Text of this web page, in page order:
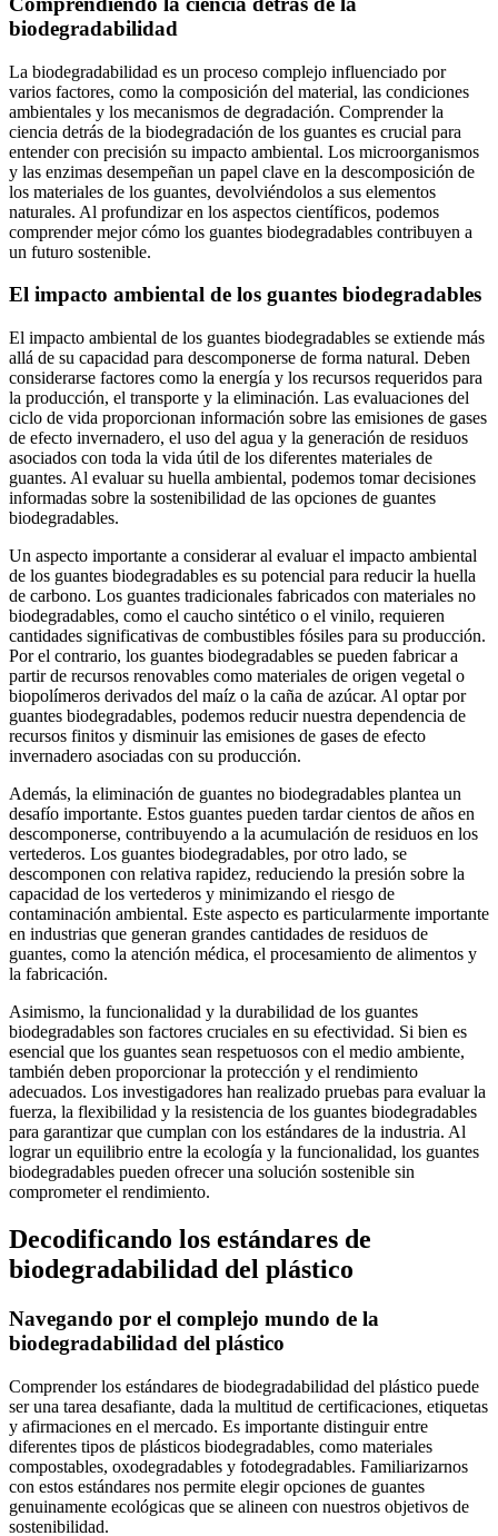
biodegradabilidad
La biodegradabilidad es un proceso complejo influenciado por
varios factores, como la composición del material, las condiciones
ambientales y los mecanismos de degradación. Comprender la
ciencia detrás de la biodegradación de los guantes es crucial para
entender con precisión su impacto ambiental. Los microorganismos
y las enzimas desempeñan un papel clave en la descomposición de
los materiales de los guantes, devolviéndolos a sus elementos
naturales. Al profundizar en los aspectos científicos, podemos
comprender mejor cómo los guantes biodegradables contribuyen a
un futuro sostenible.
El impacto ambiental de los guantes biodegradables
El impacto ambiental de los guantes biodegradables se extiende más
allá de su capacidad para descomponerse de forma natural. Deben
considerarse factores como la energía y los recursos requeridos para
la producción, el transporte y la eliminación. Las evaluaciones del
ciclo de vida proporcionan información sobre las emisiones de gases
de efecto invernadero, el uso del agua y la generación de residuos
asociados con toda la vida útil de los diferentes materiales de
guantes. Al evaluar su huella ambiental, podemos tomar decisiones
informadas sobre la sostenibilidad de las opciones de guantes
biodegradables.
Un aspecto importante a considerar al evaluar el impacto ambiental
de los guantes biodegradables es su potencial para reducir la huella
de carbono. Los guantes tradicionales fabricados con materiales no
biodegradables, como el caucho sintético o el vinilo, requieren
cantidades significativas de combustibles fósiles para su producción.
Por el contrario, los guantes biodegradables se pueden fabricar a
partir de recursos renovables como materiales de origen vegetal o
biopolímeros derivados del maíz o la caña de azúcar. Al optar por
guantes biodegradables, podemos reducir nuestra dependencia de
recursos finitos y disminuir las emisiones de gases de efecto
invernadero asociadas con su producción.
Además, la eliminación de guantes no biodegradables plantea un
desafío importante. Estos guantes pueden tardar cientos de años en
descomponerse, contribuyendo a la acumulación de residuos en los
vertederos. Los guantes biodegradables, por otro lado, se
descomponen con relativa rapidez, reduciendo la presión sobre la
capacidad de los vertederos y minimizando el riesgo de
contaminación ambiental. Este aspecto es particularmente importante
en industrias que generan grandes cantidades de residuos de
guantes, como la atención médica, el procesamiento de alimentos y
la fabricación.
Asimismo, la funcionalidad y la durabilidad de los guantes
biodegradables son factores cruciales en su efectividad. Si bien es
esencial que los guantes sean respetuosos con el medio ambiente,
también deben proporcionar la protección y el rendimiento
adecuados. Los investigadores han realizado pruebas para evaluar la
fuerza, la flexibilidad y la resistencia de los guantes biodegradables
para garantizar que cumplan con los estándares de la industria. Al
lograr un equilibrio entre la ecología y la funcionalidad, los guantes
biodegradables pueden ofrecer una solución sostenible sin
comprometer el rendimiento.
Decodificando los estándares de
biodegradabilidad del plástico
Navegando por el complejo mundo de la
biodegradabilidad del plástico
Comprender los estándares de biodegradabilidad del plástico puede
ser una tarea desafiante, dada la multitud de certificaciones, etiquetas
y afirmaciones en el mercado. Es importante distinguir entre
diferentes tipos de plásticos biodegradables, como materiales
compostables, oxodegradables y fotodegradables. Familiarizarnos
con estos estándares nos permite elegir opciones de guantes
genuinamente ecológicas que se alineen con nuestros objetivos de
sostenibilidad.